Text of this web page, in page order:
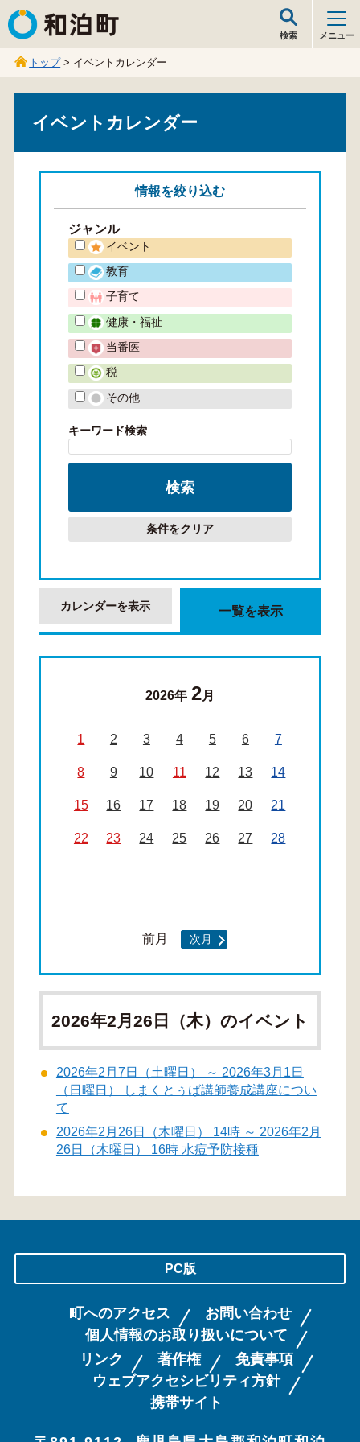
和泊町
検索 メニュー
トップ> イベントカレンダー
イベントカレンダー
情報を絞り込む
ジャンル
イベント
教育
子育て
健康・福祉
当番医
税
その他
キーワード検索
条件をクリア
カレンダーを表示 一覧を表示
2026年 2月
1 2 3 4 5 6 7
8 9 10 11 12 13 14
15 16 17 18 19 20 21
22 23 24 25 26 27 28
前月 次月
2026年2月26日（木）のイベント
2026年2月7日（土曜日） ～ 2026年3月1日
（日曜日） しまくとぅば講師養成講座につい
て
2026年2月26日（木曜日） 14時 ～ 2026年2月
26日（木曜日） 16時 水痘予防接種
PC版
町へのアクセス
お問い合わせ
個人情報のお取り扱いについて
リンク
著作権
免責事項
ウェブアクセシビリティ方針
携帯サイト